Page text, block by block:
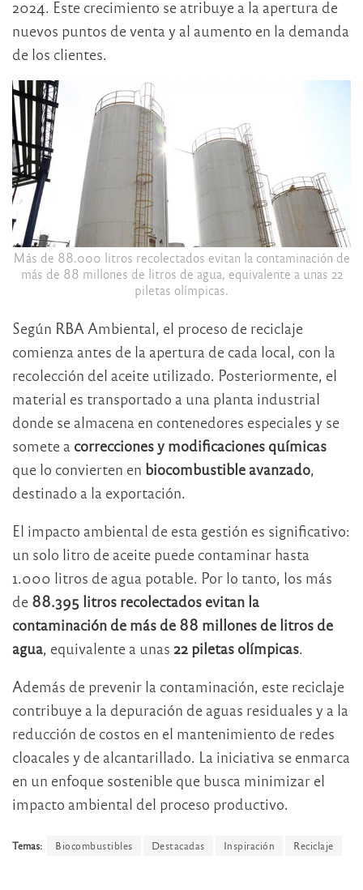
2024. Este crecimiento se atribuye a la apertura de
nuevos puntos de venta y al aumento en la demanda
de los clientes.
Más de 88.000 litros recolectados evitan la contaminación de
más de 88 millones de litros de agua, equivalente a unas 22
piletas olímpicas.
Según RBA Ambiental, el proceso de reciclaje
comienza antes de la apertura de cada local, con la
recolección del aceite utilizado. Posteriormente, el
material es transportado a una planta industrial
donde se almacena en contenedores especiales y se
somete a correcciones y modificaciones químicas
que lo convierten en biocombustible avanzado,
destinado a la exportación.
El impacto ambiental de esta gestión es significativo:
un solo litro de aceite puede contaminar hasta
1.000 litros de agua potable. Por lo tanto, los más
de 88.395 litros recolectados evitan la
contaminación de más de 88 millones de litros de
agua, equivalente a unas 22 piletas olímpicas.
Además de prevenir la contaminación, este reciclaje
contribuye a la depuración de aguas residuales y a la
reducción de costos en el mantenimiento de redes
cloacales y de alcantarillado. La iniciativa se enmarca
en un enfoque sostenible que busca minimizar el
impacto ambiental del proceso productivo.
Temas: Biocombustibles Destacadas Inspiración Reciclaje